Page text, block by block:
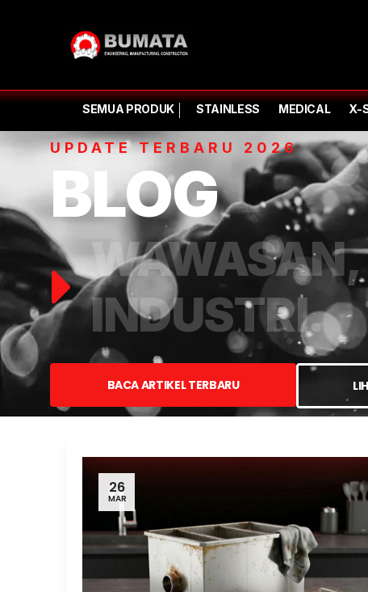
SEMUA PRODUK STAINLESS MEDICAL X-
UPDATE TERBARU 2026
BLOG
WAWASAN,
INDUSTRI.
BACA ARTIKEL TERBARU
26
MAR